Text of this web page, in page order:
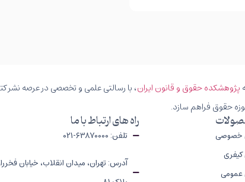
پژوهشکده حقوق و قانون ایران، با رسالتی علمی و تخصصی در عرصه نشر
حقوق فراهم سازد.
خصوصی
عمومی
راه های ارتباط با ما
تلفن: 63870000-021
آدرس: تهران، میدان انقلاب، خیابان